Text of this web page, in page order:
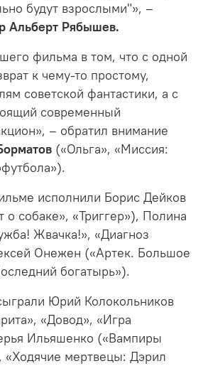
будут взрослыми"», –
Альберт Рябышев.
фильма в том, что с одной
к чему-то простому,
советской фантастики, а с
современный
– обратил внимание
(«Ольга», «Миссия:
исполнили Борис Дейков
собаке», «Триггер»), Полина
Жвачка!», «Диагноз
Онежен («Артек. Большое
богатырь»).
Юрий Колокольников
«Довод», «Игра
Ильяшенко («Вампиры
«Ходячие мертвецы: Дэрил